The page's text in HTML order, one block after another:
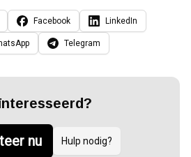
Facebook LinkedIn
Telegram
nu Hulp nodig?